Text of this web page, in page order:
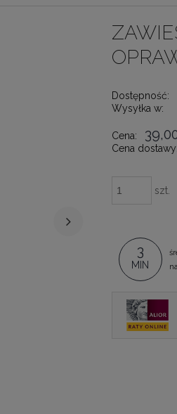
Dostępność:
Wysyłka w:
Cena:
Cena dostawy:
szt.
3
MIN